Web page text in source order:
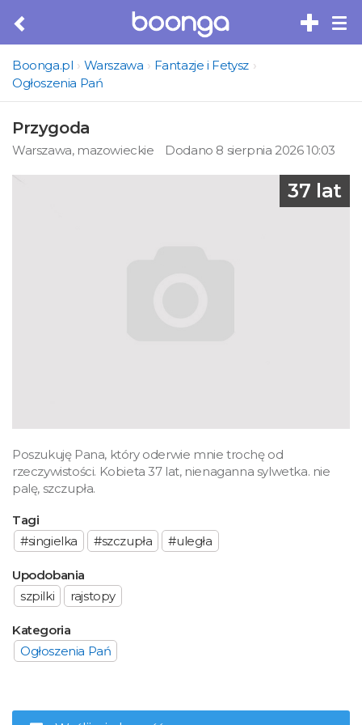
Boonga.pl
Warszawa
Fantazje i Fetysz
Ogłoszenia Pań
Przygoda
Warszawa, mazowieckie Dodano 8 sierpnia 2026 10:03
37 lat
Poszukuję Pana, który oderwie mnie trochę od
rzeczywistości. Kobieta 37 lat, nienaganna sylwetka. nie
palę, szczupła.
Tagi
#singielka
#szczupła #uległa
Upodobania
szpilki
rajstopy
Kategoria
Ogłoszenia Pań